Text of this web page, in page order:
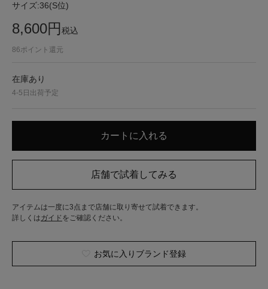
サイズ:36(S位)
8,600円税込
86ポイント還元
在庫あり
4-5日出荷予定
アイテムは一度に3点まで店舗に取り寄せて試着できます。
詳しくはガイド をご確認ください。
お気に入りブランド登録